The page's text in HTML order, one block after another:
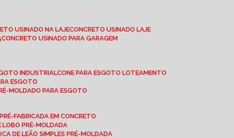
USINADO NA LAJE CONCRETO USINADO LAJE
CONCRETO USINADO PARA GARAGEM
INDUSTRIAL CONE PARA ESGOTO LOTEAMENTO
ESGOTO
MOLDADO PARA ESGOTO
PRÉ-FABRICADA EM CONCRETO
LOBO PRÉ-MOLDADA
DE LEÃO SIMPLES PRÉ-MOLDADA